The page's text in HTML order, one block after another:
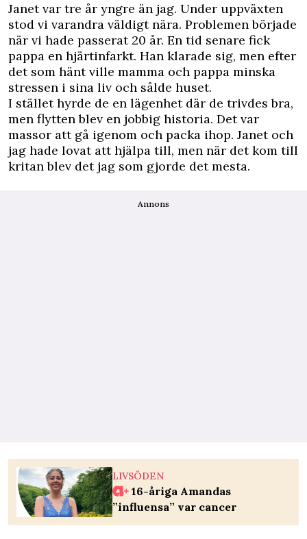
Janet var tre år yngre än jag. Under uppväxten
stod vi varandra väldigt nära. Problemen började
när vi hade passerat 20 år. En tid senare fick
pappa en hjärtinfarkt. Han klarade sig, men efter
det som hänt ville mamma och pappa minska
stressen i sina liv och sålde huset.
I stället hyrde de en lägenhet där de trivdes bra,
men flytten blev en jobbig historia. Det var
massor att gå igenom och packa ihop. Janet och
jag hade lovat att hjälpa till, men när det kom till
kritan blev det jag som gjorde det mesta.
Annons
LIVSÖDEN
16-åriga Amandas
”influensa” var cancer